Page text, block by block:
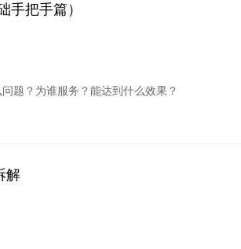
手把手篇）
题？为谁服务？能达到什么效果？
解